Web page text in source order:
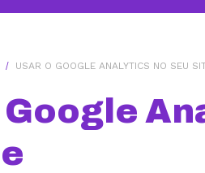
/ USAR O GOOGLE ANALYTICS NO SEU
Google